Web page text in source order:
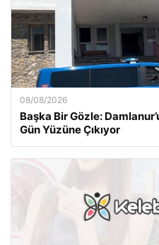
08/08/2026
Başka Bir Gözle:
Gün Yüzüne Çıkıyor